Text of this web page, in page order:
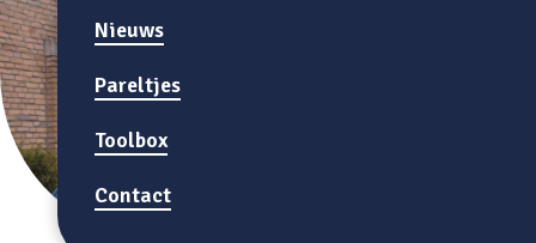
Nieuws
Pareltjes
Toolbox
Contact